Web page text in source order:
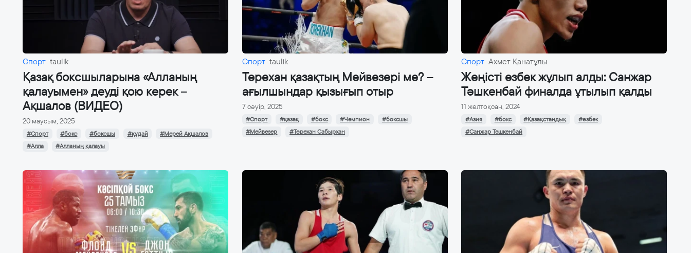
Спорт taulik
Қазақ боксшыларына «Алланың
қалауымен» деуді қою керек –
Ақшалов (ВИДЕО)
20 маусым, 2025
#Спорт #бокс #боксшы #құдай
#Мерей Ақшалов
#Алла
#Алланың қалауы
Спорт taulik
Төрехан қазақтың Мейвезері ме? –
ағылшындар қызығып отыр
7 сәуір, 2025
#Спорт #қазақ #бокс #Чемпион
#боксшы
#Мейвезер
#Төрехан Сабырхан
Спорт Ахмет Қанатұлы
Жеңісті өзбек жұлып алды: Санжар
Тәшкенбай финалда ұтылып қалды
11 желтоқсан, 2024
#Азия #бокс #Қазақстандық
#өзбек
#Санжар Тәшкенбай